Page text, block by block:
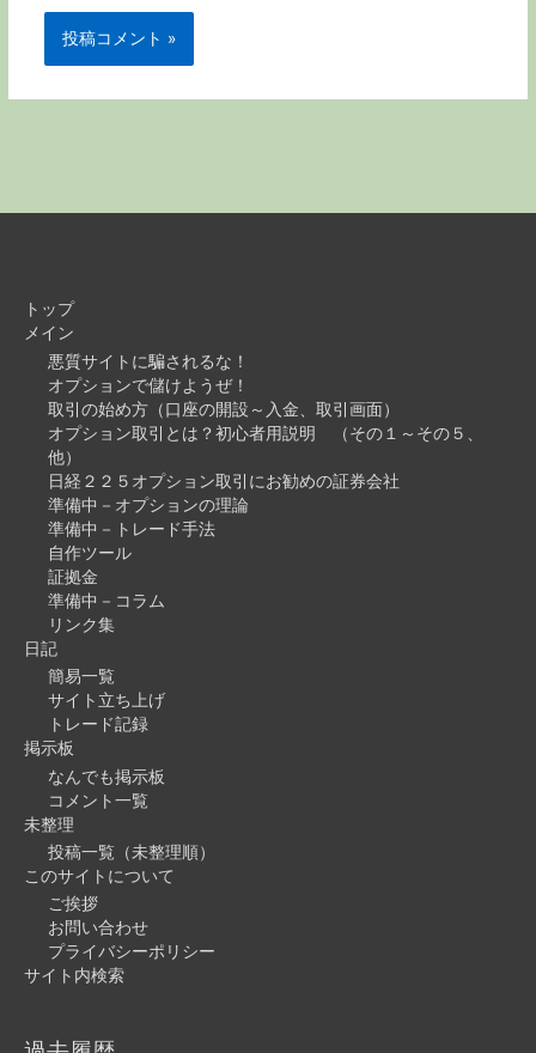
トップ
メイン
悪質サイトに騙されるな！
オプションで儲けようぜ！
取引の始め方（口座の開設～入金、取引画面）
オプション取引とは？初心者用説明 （その１～その５、
他）
日経２２５オプション取引にお勧めの証券会社
準備中－オプションの理論
準備中－トレード手法
自作ツール
証拠金
準備中－コラム
リンク集
日記
簡易一覧
サイト立ち上げ
トレード記録
掲示板
なんでも掲示板
コメント一覧
未整理
投稿一覧（未整理順）
このサイトについて
ご挨拶
お問い合わせ
プライバシーポリシー
サイト内検索